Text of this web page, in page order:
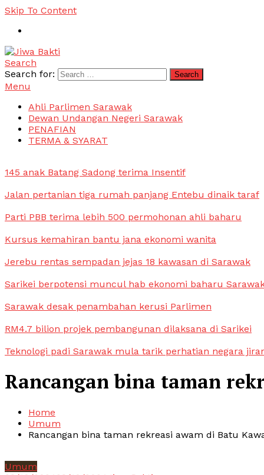
Skip To Content
Jiwa Bakti
Suara PBB Sarawak
Search
Search for:
Menu
Ahli Parlimen Sarawak
Dewan Undangan Negeri Sarawak
PENAFIAN
TERMA & SYARAT
145 anak Batang Sadong terima Insentif
Jalan pertanian tiga rumah panjang Entebu dinaik taraf
Parti PBB terima lebih 500 permohonan ahli baharu
Kursus kemahiran bantu jana ekonomi wanita
Jerebu rentas sempadan jejas 18 kawasan di Sarawak
Sarikei berpotensi muncul hab ekonomi baharu
Sarawak desak penambahan kerusi Parlimen
RM4.7 bilion projek pembangunan dilaksana di Sarikei
Teknologi padi Sarawak mula tarik perhatian negara
Rancangan bina taman
Home
Umum
Rancangan bina taman rekreasi awam di Batu
Umum